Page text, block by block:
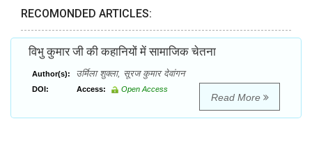
RECOMONDED ARTICLES:
विभु कुमार जी की कहानियों में सामाजिक चेतना
Author(s): उर्मिला शुक्ला, सूरज कुमार देवांगन
DOI: Access: Open Access
Read More